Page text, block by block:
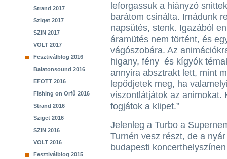
Strand 2017
Sziget 2017
SZIN 2017
VOLT 2017
Fesztiválblog 2016
Balatonsound 2016
EFOTT 2016
Fishing on Orfű 2016
Strand 2016
Sziget 2016
SZIN 2016
VOLT 2016
Fesztiválblog 2015
leforgassuk a hiányzó
barátom csinálta. Imádunk
napsütés, stenk. Igazából
áramütés nem történt, és
vágószobára. Az
higany, fény és kígyók
annyira absztrakt lett, mint
lepődjetek meg, ha
viszontlátjátok az animokat.
fogjátok a klipet.”
Jelenleg a Turbo a
Turnén vesz részt, de a
budapesti